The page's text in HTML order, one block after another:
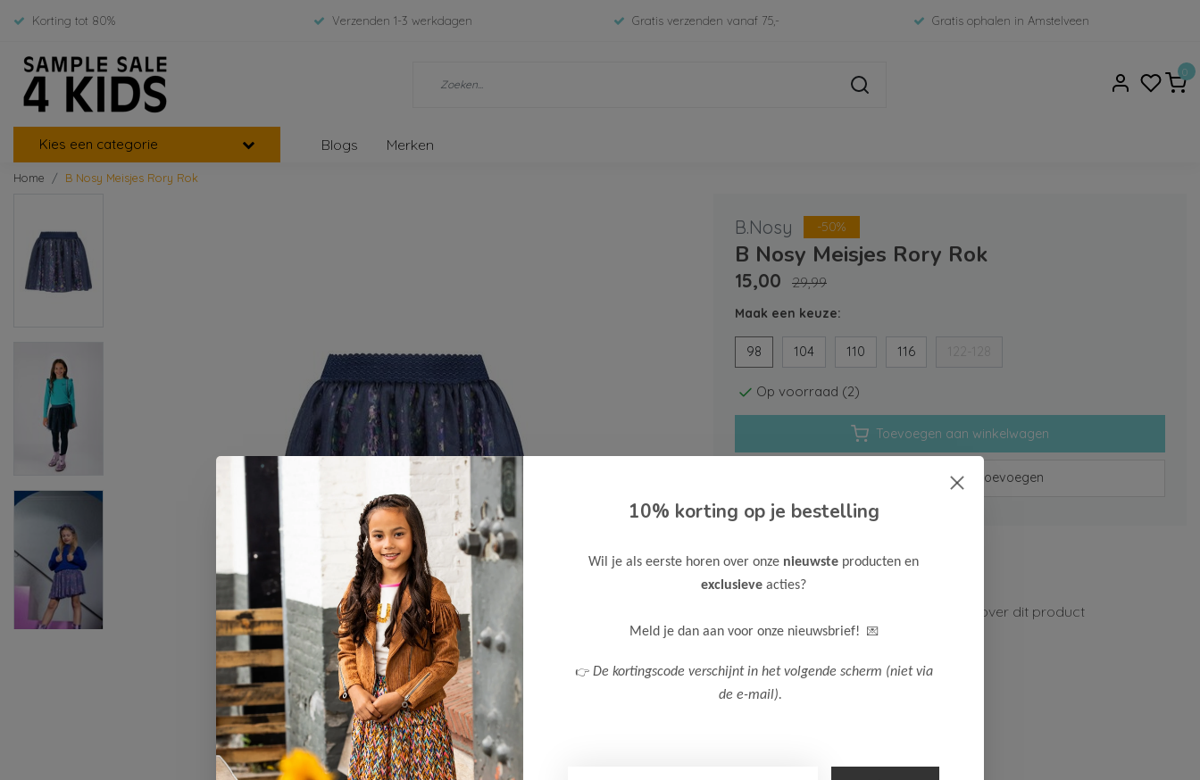
Korting tot 80% Verzenden 1-3 werkdagen Gratis verzenden vanaf 75,- Gratis ophalen in Amstelveen
0
Kies een categorie Blogs Merken
Home B Nosy Meisjes Rory Rok
B.Nosy -50%
B Nosy Meisjes Rory Rok
15,00 29,99
Maak een keuze:
98 104 110 116
Op voorraad (2)
Toevoegen aan winkelwagen
Aan verlanglijst toevoegen
Gratis verzenden vanaf 75,-
Verzenden 1-3 werkdagen
Neem contact op over dit product
10% korting op je bestelling
Wil je als eerste horen over onze nieuwste producten en
exclusieve acties?
Meld je dan aan voor onze nieuwsbrief! 💌
👉 De kortingscode verschijnt in het volgende scherm (niet via
de e-mail).